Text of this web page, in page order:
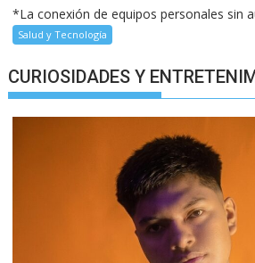
*La conexión de equipos personales sin
Salud y Tecnología
CURIOSIDADES Y